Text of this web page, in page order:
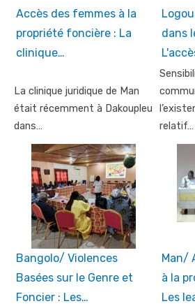
Accès des femmes à la
propriété foncière : La
clinique…
La clinique juridique de Man
était récemment à Dakoupleu
dans…
dans
relatif…
Bangolo/ Violences
Basées sur le Genre et
Foncier : Les…
Man/
à la
Les